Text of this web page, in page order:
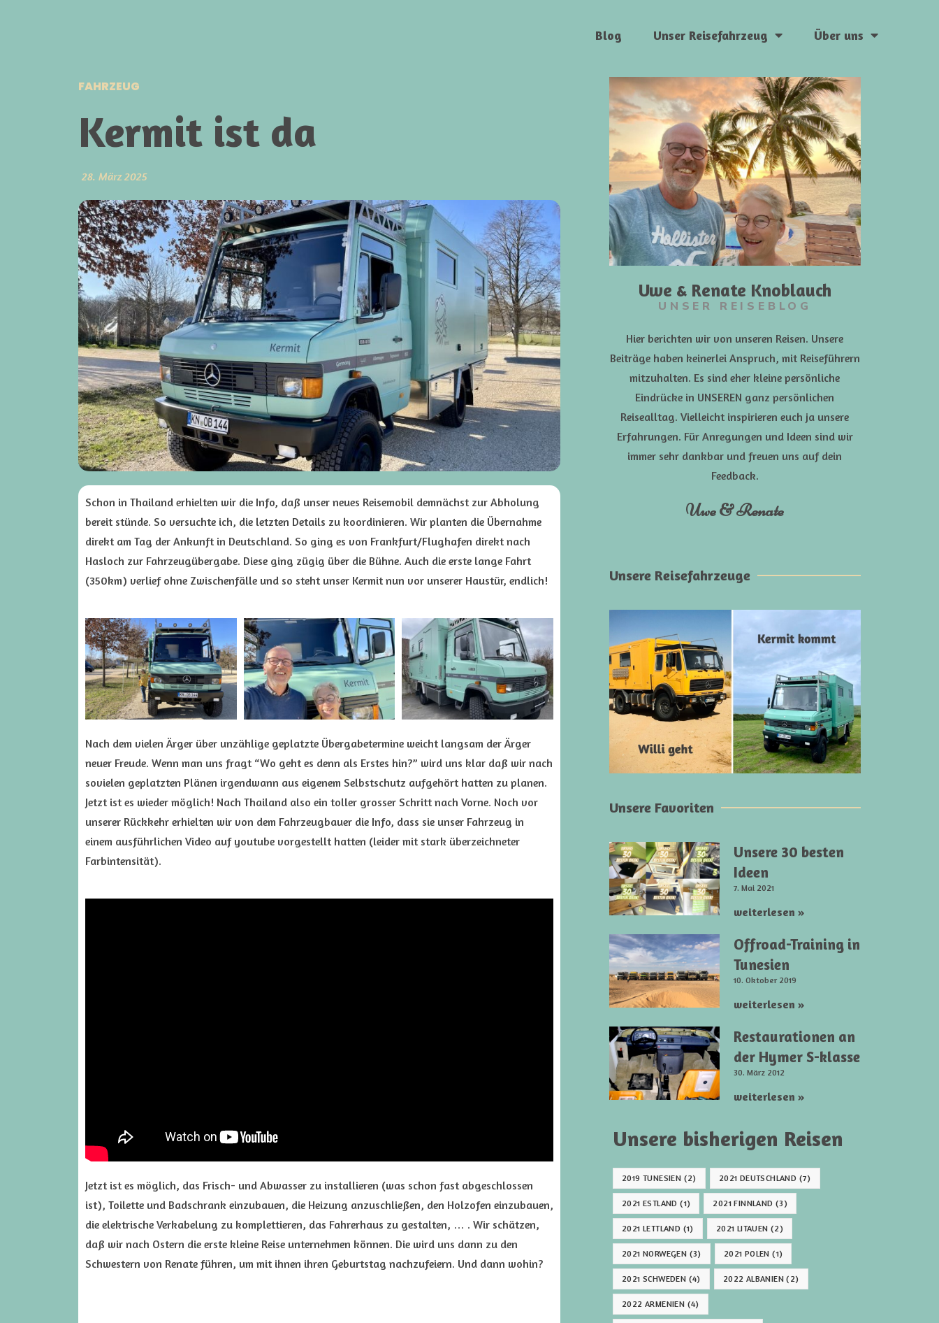
Blog Unser Reisefahrzeug Über uns
FAHRZEUG
Kermit ist da
28. März 2025
Schon in Thailand erhielten wir die Info, daß unser neues Reisemobil demnächst zur Abholung
bereit stünde. So versuchte ich, die letzten Details zu koordinieren. Wir planten die Übernahme
direkt am Tag der Ankunft in Deutschland. So ging es von Frankfurt/Flughafen direkt nach
Hasloch zur Fahrzeugübergabe. Diese ging zügig über die Bühne. Auch die erste lange Fahrt
(350km) verlief ohne Zwischenfälle und so steht unser Kermit nun vor unserer Haustür, endlich!
Nach dem vielen Ärger über unzählige geplatzte Übergabetermine weicht langsam der Ärger
neuer Freude. Wenn man uns fragt “Wo geht es denn als Erstes hin?” wird uns klar daß wir nach
sovielen geplatzten Plänen irgendwann aus eigenem Selbstschutz aufgehört hatten zu planen.
Jetzt ist es wieder möglich! Nach Thailand also ein toller grosser Schritt nach Vorne. Noch vor
unserer Rückkehr erhielten wir von dem Fahrzeugbauer die Info, dass sie unser Fahrzeug in
einem ausführlichen Video auf youtube vorgestellt hatten (leider mit stark überzeichneter
Farbintensität).
Jetzt ist es möglich, das Frisch- und Abwasser zu installieren (was schon fast abgeschlossen
ist), Toilette und Badschrank einzubauen, die Heizung anzuschließen, den Holzofen einzubauen,
die elektrische Verkabelung zu komplettieren, das Fahrerhaus zu gestalten, … . Wir schätzen,
daß wir nach Ostern die erste kleine Reise unternehmen können. Die wird uns dann zu den
Schwestern von Renate führen, um mit ihnen ihren Geburtstag nachzufeiern. Und dann wohin?
Uwe & Renate Knoblauch
UNSER REISEBLOG
Hier berichten wir von unseren Reisen. Unsere
Beiträge haben keinerlei Anspruch, mit Reiseführern
mitzuhalten. Es sind eher kleine persönliche
Eindrücke in UNSEREN ganz persönlichen
Reisealltag. Vielleicht inspirieren euch ja unsere
Erfahrungen. Für Anregungen und Ideen sind wir
immer sehr dankbar und freuen uns auf dein
Feedback.
Uwe & Renate
Unsere Reisefahrzeuge
Unsere Favoriten
Unsere 30 besten
Ideen
7. Mai 2021
weiterlesen »
Offroad-Training in
Tunesien
10. Oktober 2019
weiterlesen »
Restaurationen an
der Hymer S-klasse
30. März 2012
weiterlesen »
Unsere bisherigen Reisen
2019 TUNESIEN (2) 2021 DEUTSCHLAND (7)
2021 ESTLAND (1) 2021 FINNLAND (3)
2021 LETTLAND (1) 2021 LITAUEN (2)
2021 NORWEGEN (3) 2021 POLEN (1)
2021 SCHWEDEN (4) 2022 ALBANIEN (2)
2022 ARMENIEN (4)